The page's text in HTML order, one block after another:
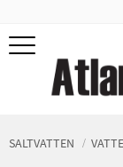
Meny
SALTVATTEN